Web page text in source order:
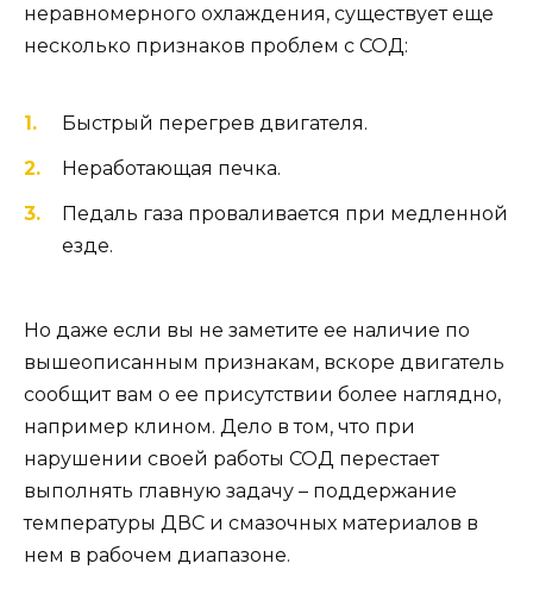
неравномерного охлаждения, существует еще
несколько признаков проблем с СОД:
Быстрый перегрев двигателя.
Неработающая печка.
Педаль газа проваливается при медленной
езде.
Но даже если вы не заметите ее наличие по
вышеописанным признакам, вскоре двигатель
сообщит вам о ее присутствии более наглядно,
например клином. Дело в том, что при
нарушении своей работы СОД перестает
выполнять главную задачу – поддержание
температуры ДВС и смазочных материалов в
нем в рабочем диапазоне.